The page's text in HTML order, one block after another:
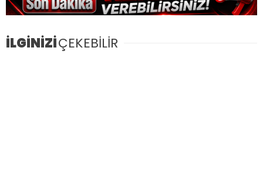
İLGİNİZİÇEKEBİLİR